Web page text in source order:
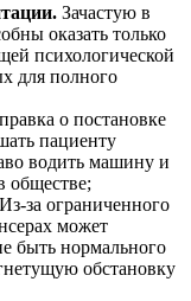
Зачастую в
оказать только
психологической
для полного
о постановке
пациенту
водить машину и
обществе;
Из-за ограниченного
может
быть нормального
обстановку